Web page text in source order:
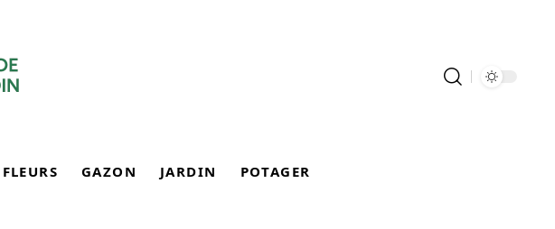
FLEURS GAZON JARDIN POTAGER